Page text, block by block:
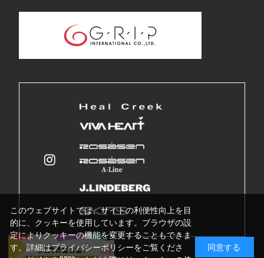
このウェブサイトでは、サイトの利便性向上を目
的に、クッキーを使用しています。ブラウザの設
定によりクッキーの機能を変更することもできま
す。詳細はプライバシーポリシーをご覧くださ
同意する